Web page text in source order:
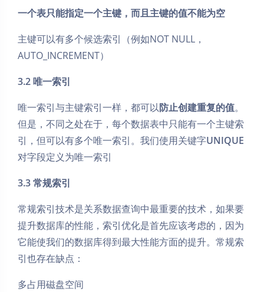
一个表只能指定一个主键，而且主键的值不能为空
主键可以有多个候选索引（例如NOT NULL，
AUTO_INCREMENT）
3.2 唯一索引
唯一索引与主键索引一样，都可以防止创建重复的值。
但是，不同之处在于，每个数据表中只能有一个主键索
引，但可以有多个唯一索引。我们使用关键字UNIQUE
对字段定义为唯一索引
3.3 常规索引
常规索引技术是关系数据查询中最重要的技术，如果要
提升数据库的性能，索引优化是首先应该考虑的，因为
它能使我们的数据库得到最大性能方面的提升。常规索
引也存在缺点：
多占用磁盘空间